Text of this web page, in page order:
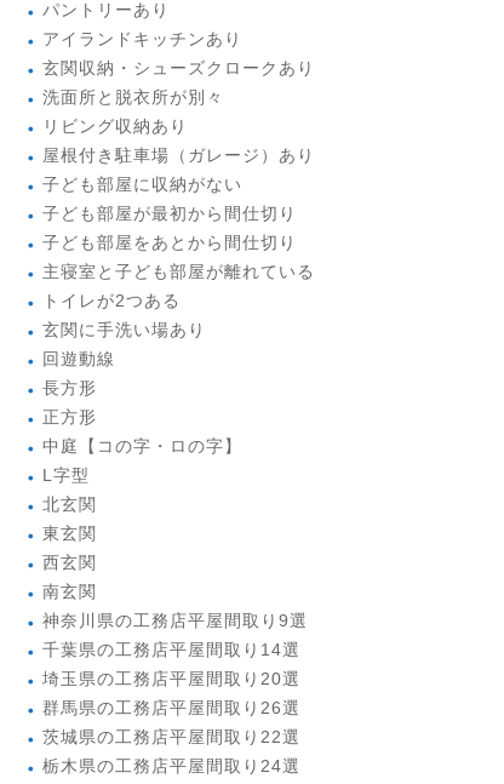
パントリーあり
アイランドキッチンあり
玄関収納・シューズクロークあり
洗面所と脱衣所が別々
リビング収納あり
屋根付き駐車場（ガレージ）あり
子ども部屋に収納がない
子ども部屋が最初から間仕切り
子ども部屋をあとから間仕切り
主寝室と子ども部屋が離れている
トイレが2つある
玄関に手洗い場あり
回遊動線
長方形
正方形
中庭【コの字・ロの字】
L字型
北玄関
東玄関
西玄関
南玄関
神奈川県の工務店平屋間取り9選
千葉県の工務店平屋間取り14選
埼玉県の工務店平屋間取り20選
群馬県の工務店平屋間取り26選
茨城県の工務店平屋間取り22選
栃木県の工務店平屋間取り24選